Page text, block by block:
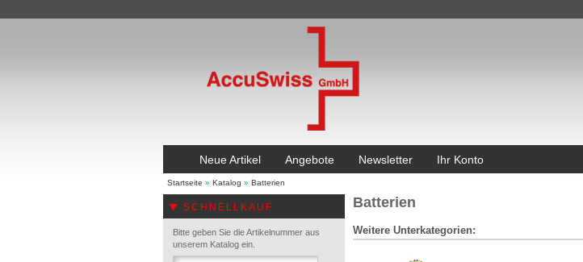
Neue Artikel Angebote Newsletter Ihr Konto
Startseite » Katalog » Batterien
SCHNELLKAUF
Bitte geben Sie die Artikelnummer aus
unserem Katalog ein.
Batterien
Weitere Unterkategorien: